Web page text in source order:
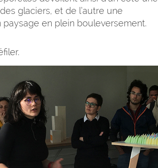
glaciers, et de l’autre une
en plein bouleversement.